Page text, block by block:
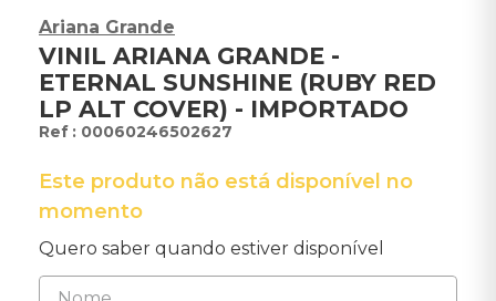
Ariana Grande
VINIL ARIANA GRANDE -
ETERNAL SUNSHINE (RUBY RED
LP ALT COVER) - IMPORTADO
: 00060246502627
Este produto não está disponível no
momento
Quero saber quando estiver disponível